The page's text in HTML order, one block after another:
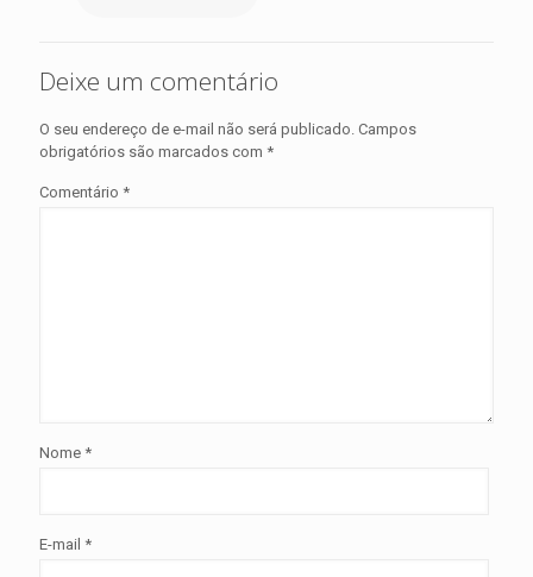
Deixe um comentário
O seu endereço de e-mail não será publicado. Campos
obrigatórios são marcados com *
Comentário *
Nome *
E-mail *